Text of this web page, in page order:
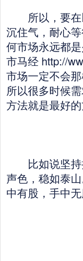
所以，要在
沉住气，耐心
何市场永远都
市马经 http://
市场一定不会
所以很多时候
方法就是最好的
比如说坚持
声色，稳如泰
中有股，手中无